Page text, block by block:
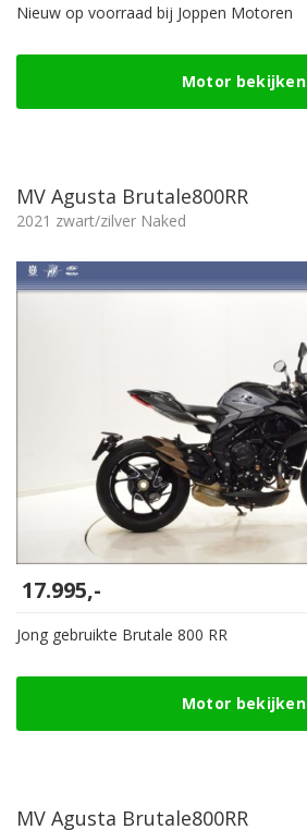
Nieuw op voorraad bij Joppen Motoren
Motor bekijken
MV Agusta Brutale800RR
2021 zwart/zilver Naked
17.995,-
Jong gebruikte Brutale 800 RR
Motor bekijken
MV Agusta Brutale800RR